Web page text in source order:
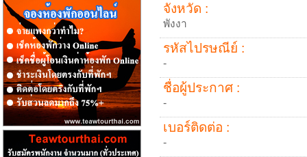
จังหวัด :
พังงา
รหัสไปรษณีย์ :
-
ชื่อผู้ประกาศ :
-
เบอร์ติดต่อ :
-